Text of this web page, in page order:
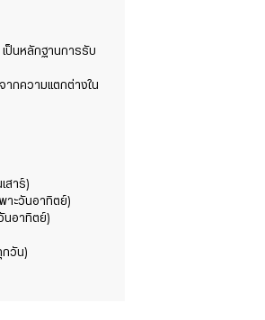
ป็นหลักฐานการรับ
ากความแตกต่างใน
สาร์)
าะวันอาทิตย์)
นอาทิตย์)
กวัน)